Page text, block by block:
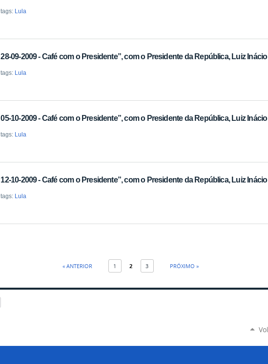
tags: Lula
28-09-2009 - Café com o Presidente”, com o Presidente da República, Luiz
tags: Lula
05-10-2009 - Café com o Presidente”, com o Presidente da República, Luiz
tags: Lula
12-10-2009 - Café com o Presidente”, com o Presidente da República, Luiz
tags: Lula
« ANTERIOR 1 2 3 PRÓXIMO »